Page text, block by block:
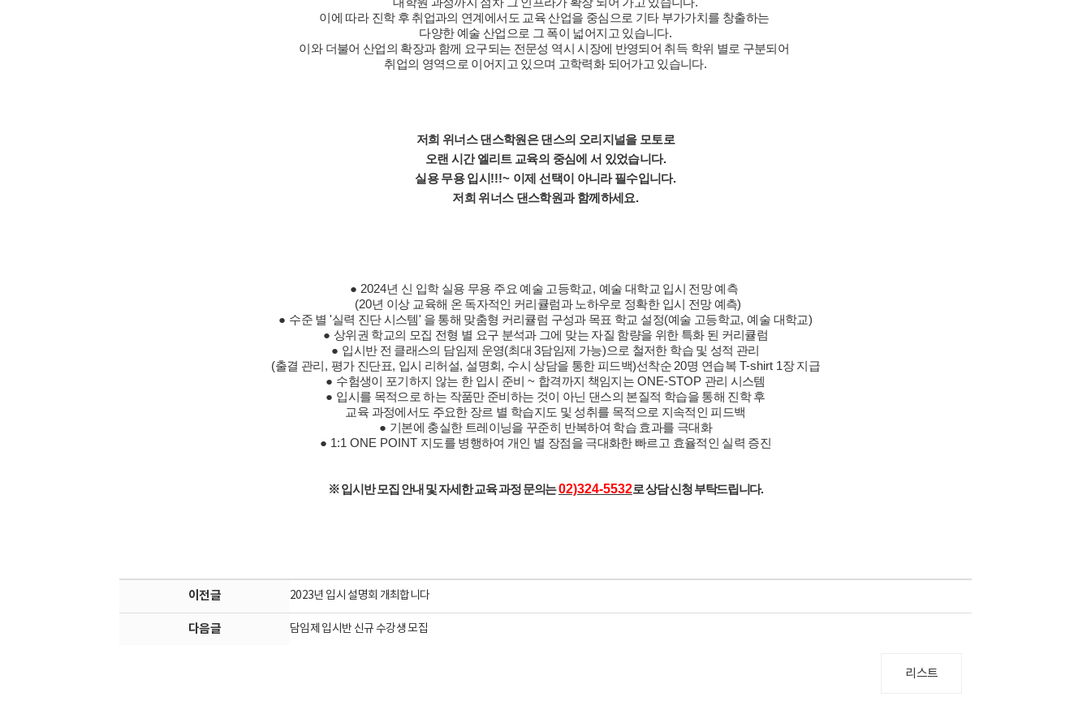
이에 따라 진학 후 취업과의 연계에서도 교육 산업을 중심으로 기타 부가가치를 창출하는
다양한 예술 산업으로 그 폭이 넓어지고 있습니다.
이와 더불어 산업의 확장과 함께 요구되는 전문성 역시 시장에 반영되어 취득 학위 별로 구분되어
취업의 영역으로 이어지고 있으며 고학력화 되어가고 있습니다.
저희 위너스 댄스학원은 댄스의 오리지널을 모토로
오랜 시간 엘리트 교육의 중심에 서 있었습니다.
실용 무용 입시 !!!~ 이제 선택이 아니라 필수입니다.
저희 위너스 댄스학원과 함께하세요.
● 2024년 신 입학 실용 무용 주요 예술 고등학교, 예술 대학교 입시 전망 예측
(20년 이상 교육해 온 독자적인 커리큘럼과 노하우로 정확한 입시 전망 예측)
● 수준 별 '실력 진단 시스템' 을 통해 맞춤형 커리큘럼 구성과 목표 학교 설정(예술 고등학교, 예술 대학교)
● 상위권 학교의 모집 전형 별 요구 분석과 그에 맞는 자질 함량을 위한 특화 된 커리큘럼
● 입시반 전 클래스의 담임제 운영(최대3담임제 가능)으로 철저한 학습 및 성적 관리
(출결 관리 , 평가 진단표, 입시 리허설, 설명회 , 수시 상담을 통한 피드백)선착순 20명 연습복 T-shirt 1장 지급
● 수험생이 포기하지 않는 한 입시 준비 ~ 합격까지 책임지는 ONE-STOP 관리 시스템
● 입시를 목적으로 하는 작품만 준비하는 것이 아닌 댄스의 본질적 학습을 통해 진학 후
교육 과정에서도 주요한 장르 별 학습지도 및 성취를 목적으로 지속적인 피드백
● 기본에 충실한 트레이닝을 꾸준히 반복하여 학습 효과를 극대화
● 1:1 ONE POINT 지도를 병행하여 개인 별 장점을 극대화한 빠르고 효율적인 실력 증진
※입시반 모집 안내 및 자세한 교육 과정 문의는02)324-5532로 상담 신청 부탁드립니다.
이전글 2023년 입시 설명회 개최합니다
다음글 담임제 입시반 신규 수강생 모집
리스트